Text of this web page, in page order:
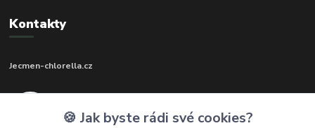
Kontakty
Jecmen-chlorella.cz
(Po-Pá, 9-17 hod.)
🍪 Jak byste rádi své cookies?